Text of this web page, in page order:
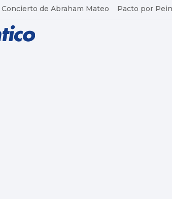
Concierto de Abraham Mateo Pacto por